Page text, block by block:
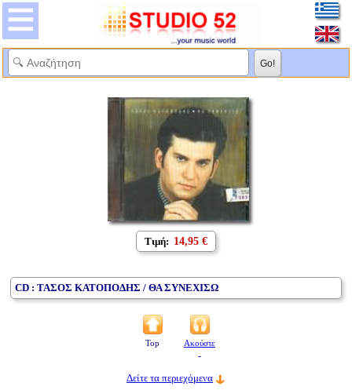
Τιμή: 14,95 €
CD : ΤΑΣΟΣ ΚΑΤΟΠΟΔΗΣ / ΘΑ ΣΥΝΕΧΙΣΩ
Top Ακούστε
Δείτε τα περιεχόμενα